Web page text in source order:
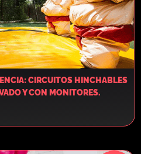
CIRCUITOS HINCHABLES
Y CON MONITORES.